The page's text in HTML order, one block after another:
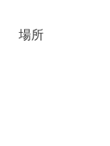
場所